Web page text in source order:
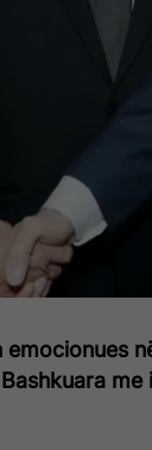
emocionues
me